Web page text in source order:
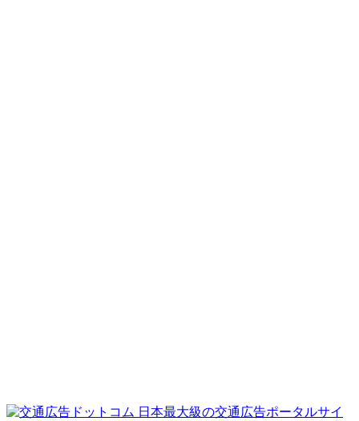
日本最大級の交通広告ポータルサイ